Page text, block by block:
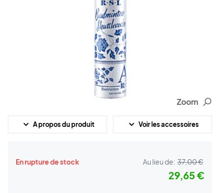
Zoom
A propos du produit Voir les accessoires
En rupture de stock Au lieu de: 37,00 €
29,65 €